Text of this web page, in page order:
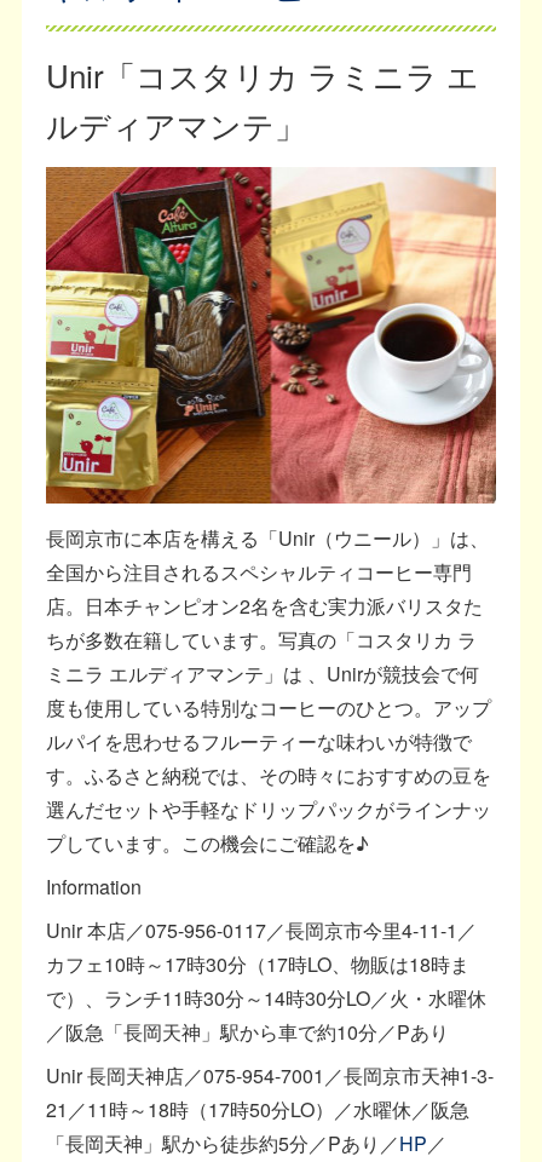
Unir「コスタリカ ラミニラ エ
ルディアマンテ」
長岡京市に本店を構える「Unir（ウニール）」は、
全国から注目されるスペシャルティコーヒー専門
店。日本チャンピオン2名を含む実力派バリスタた
ちが多数在籍しています。写真の「コスタリカ ラ
ミニラ エルディアマンテ」は 、Unirが競技会で何
度も使用している特別なコーヒーのひとつ。アップ
ルパイを思わせるフルーティーな味わいが特徴で
す。ふるさと納税では、その時々におすすめの豆を
選んだセットや手軽なドリップパックがラインナッ
プしています。この機会にご確認を♪
Information
Unir 本店／075-956-0117／長岡京市今里4-11-1／
カフェ10時～17時30分（17時LO、物販は18時ま
で）、ランチ11時30分～14時30分LO／火・水曜休
／阪急「長岡天神」駅から車で約10分／Pあり
Unir 長岡天神店／075-954-7001／長岡京市天神1-3-
21／11時～18時（17時50分LO）／水曜休／阪急
「長岡天神」駅から徒歩約5分／Pあり／HP／